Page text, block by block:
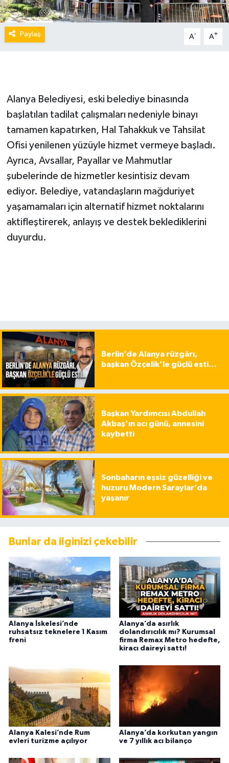
Paylaş A- A+
Alanya Belediyesi, eski belediye binasında
başlatılan tadilat çalışmaları nedeniyle binayı
tamamen kapatırken, Hal Tahakkuk ve Tahsilat
Ofisi yenilenen yüzüyle hizmet vermeye başladı.
Ayrıca, Avsallar, Payallar ve Mahmutlar
şubelerinde de hizmetler kesintisiz devam
ediyor. Belediye, vatandaşların mağduriyet
yaşamamaları için alternatif hizmet noktalarını
aktifleştirerek, anlayış ve destek beklediklerini
duyurdu.
Berlin’de Alanya rüzgârı,
başkan Özçelik’le güçlü esti…
Başkan Yardımcısı Abdullah
Akbaş’ın acı günü, annesini
kaybetti
Sonbaharın eşsiz güzelliği ve
huzuru Modern Saraylar’da
yaşanır
Bunlar da ilginizi çekebilir
Alanya İskelesi’nde
ruhsatsız teknelere 1 Kasım
freni
Alanya’da asırlık
dolandırıcılık mı? Kurumsal
firma Remax Metro hedefte,
kiracı daireyi sattı!
Alanya Kalesi’nde Rum
evleri turizme açılıyor
Alanya’da korkutan yangın
ve 7 yıllık acı bilanço